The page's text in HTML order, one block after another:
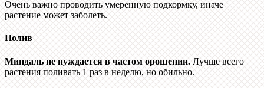
Очень важно проводить умеренную подкормку, иначе
растение может заболеть.
Полив
Миндаль не нуждается в частом орошении.Лучше всего
растения поливать 1 раз в неделю, но обильно.